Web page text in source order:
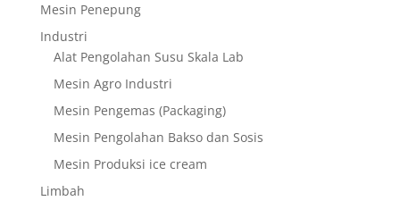
Mesin Penepung
Industri
Alat Pengolahan Susu Skala Lab
Mesin Agro Industri
Mesin Pengemas (Packaging)
Mesin Pengolahan Bakso dan Sosis
Mesin Produksi ice cream
Limbah